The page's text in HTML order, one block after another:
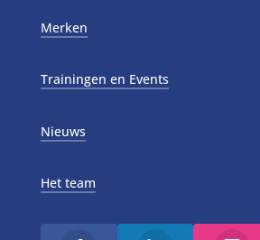
Merken
Trainingen en Events
Nieuws
Het team